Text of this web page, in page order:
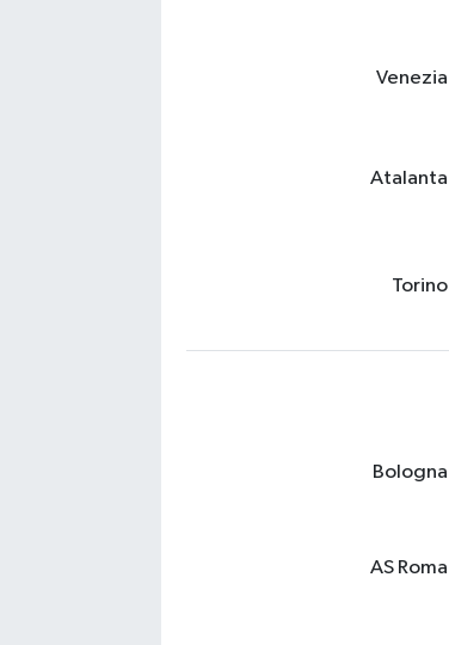
Venezia
Atalanta
Torino
Bologna
AS Roma